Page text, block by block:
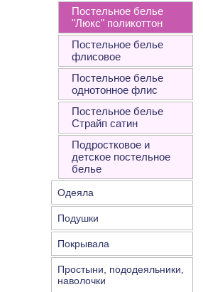
Постельное белье
"Люкс" поликоттон
Постельное белье
флисовое
Постельное белье
однотонное флис
Постельное белье
Страйп сатин
Подростковое и
детское постельное
белье
Одеяла
Подушки
Покрывала
Простыни, пододеяльники,
наволочки